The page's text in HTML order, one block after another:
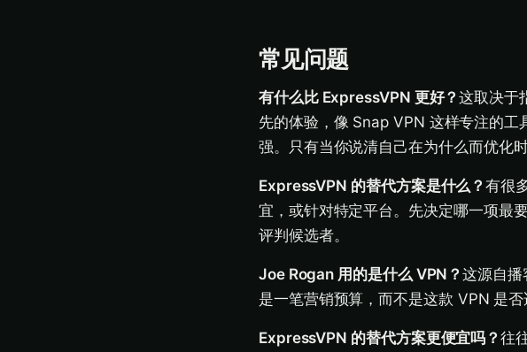
常见问题
有什么比 ExpressVPN 更好？这取决于
先的体验，像 Snap VPN 这样专注的工
强。只有当你说清自己在为什么而优化
ExpressVPN 的替代方案是什么？有很
宜，或针对特定平台。先决定哪一项最
评判候选者。
Joe Rogan 用的是什么 VPN？这源自播
是一笔营销预算，而不是这款 VPN 是
ExpressVPN 的替代方案更便宜吗？往